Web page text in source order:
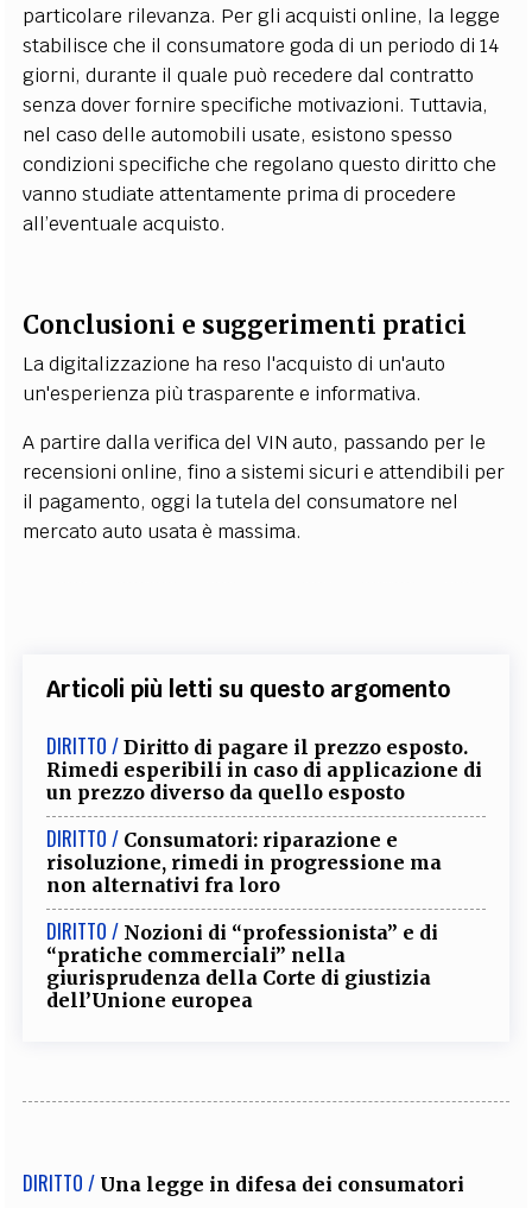
particolare rilevanza. Per gli acquisti online, la legge
stabilisce che il consumatore goda di un periodo di 14
giorni, durante il quale può recedere dal contratto
senza dover fornire specifiche motivazioni. Tuttavia,
nel caso delle automobili usate, esistono spesso
condizioni specifiche che regolano questo diritto che
vanno studiate attentamente prima di procedere
all’eventuale acquisto.
Conclusioni e suggerimenti pratici
La digitalizzazione ha reso l'acquisto di un'auto
un'esperienza più trasparente e informativa.
A partire dalla verifica del VIN auto, passando per le
recensioni online, fino a sistemi sicuri e attendibili per
il pagamento, oggi la tutela del consumatore nel
mercato auto usata è massima.
Articoli più letti su questo argomento
DIRITTO / Diritto di pagare il prezzo esposto.
Rimedi esperibili in caso di applicazione di
un prezzo diverso da quello esposto
DIRITTO / Consumatori: riparazione e
risoluzione, rimedi in progressione ma
non alternativi fra loro
DIRITTO / Nozioni di “professionista” e di
“pratiche commerciali” nella
giurisprudenza della Corte di giustizia
dell’Unione europea
DIRITTO / Una legge in difesa dei consumatori